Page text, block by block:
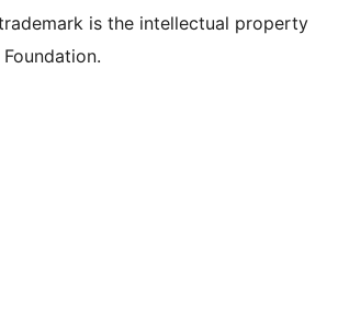
is the intellectual property